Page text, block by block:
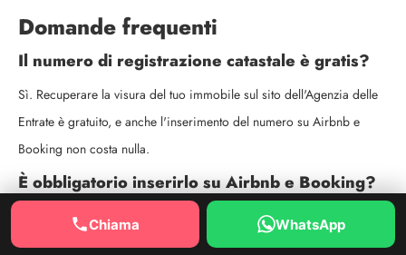
Domande frequenti
Il numero di registrazione catastale è gratis?
Sì. Recuperare la visura del tuo immobile sul sito dell'Agenzia delle
Entrate è gratuito, e anche l'inserimento del numero su Airbnb e
Booking non costa nulla.
È obbligatorio inserirlo su Airbnb e Booking?
Sì, per gli immobili in Italia le piattaforme lo richiedono per
conformità normativa. Senza i dati di registrazione, l'annuncio
Chiama WhatsApp